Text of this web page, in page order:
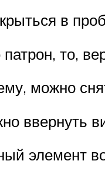
в
то,
можно
ввернуть
элемент